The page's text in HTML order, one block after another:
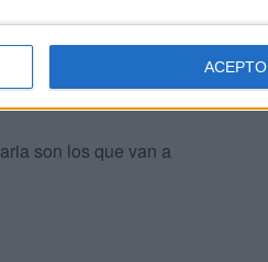
ACEPTO
dírhams y 2.000 dírhams
son los que van a